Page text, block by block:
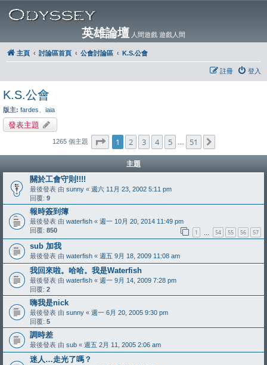
英雄論壇 人間遊戲 遊戲人間
主頁 討論區首頁 公會討論區 K.S.公會
登入
註冊
K.S.公會
版主: fardes iaia
發表主題
1265 個主題 第 1 頁 (共51 頁)
1 2 3 4 5 51
主題
關於工會守則!!!!
最後發表 由 sunny « 週六 11月 23, 2002 5:11 pm
回覆: 9
報時簽到簿
最後發表 由 waterfish « 週一 10月 20, 2014 11:49 pm
回覆: 850 1 54 55 56 57
sub 加我
最後發表 由 waterfish « 週五 9月 18, 2009 11:08 am
我回來啦。哈哈。我是Waterfish
最後發表 由 waterfish « 週一 9月 14, 2009 7:28 pm
回覆: 2
嗨我是nick
最後發表 由 sunny « 週一 6月 20, 2005 9:30 pm
回覆: 5
調時差
最後發表 由 sub « 週五 2月 11, 2005 2:06 am
迷人…走光了嗎？